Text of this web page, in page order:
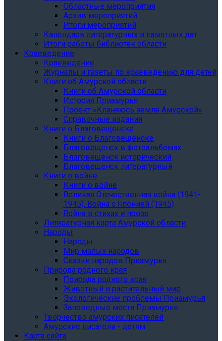
Областные мероприятия
Архив мероприятий
Итоги мероприятий
Календарь литературных и памятных дат
Итоги работы библиотек области
Краеведение
Краеведение
Журналы и газеты по краеведению для детей
Книги об Амурской области
Книги об Амурской области
История Приамурья
Проект «Кланяюсь земле Амурской»
Справочные издания
Книги о Благовещенске
Книги о Благовещенске
Благовещенск в фотоальбомах
Благовещенск исторический
Благовещенск литературный
Книги о войне
Книги о войне
Великая Отечественная война (1941-
1945). Война с Японией (1945)
Война в стихах и прозе
Литературная карта Амурской области
Народы
Народы
Мир малых народов
Сказки народов Приамурья
Природа родного края
Природа родного края
Животный и растительный мир
Экологические проблемы Приамурья
Заповедные места Приамурья
Творчество амурских писателей
Амурские писатели - детям
Карта сайта